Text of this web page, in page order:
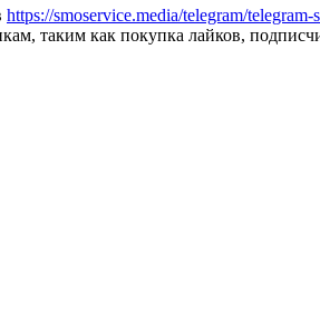
https://smoservice.media/telegram/telegram-
таким как покупка лайков,